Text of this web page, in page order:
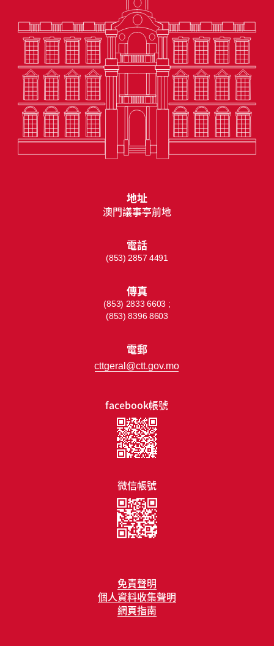
免責聲明
個人資料收集聲明
網頁指南
facebook帳號
微信帳號
地址
澳門議事亭前地
電話
(853) 2857 4491
傳真
(853) 2833 6603 ;
(853) 8396 8603
電郵
cttgeral@ctt.gov.mo